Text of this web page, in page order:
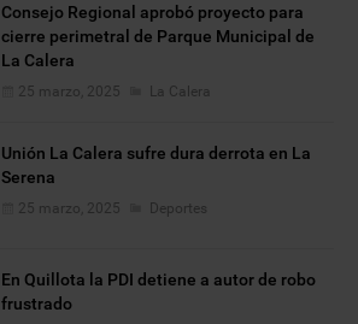
Consejo Regional aprobó proyecto para
cierre perimetral de Parque Municipal de
La Calera
25 marzo, 2025 La Calera
Unión La Calera sufre dura derrota en La
Serena
25 marzo, 2025 Deportes
En Quillota la PDI detiene a autor de robo
frustrado